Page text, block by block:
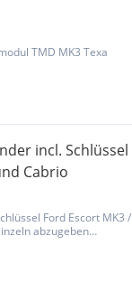
TMD MK3 Texa
incl. Schlüssel
Cabrio
Ford Escort MK3 /
abzugeben
Tragwein oder
Versand erfolgt